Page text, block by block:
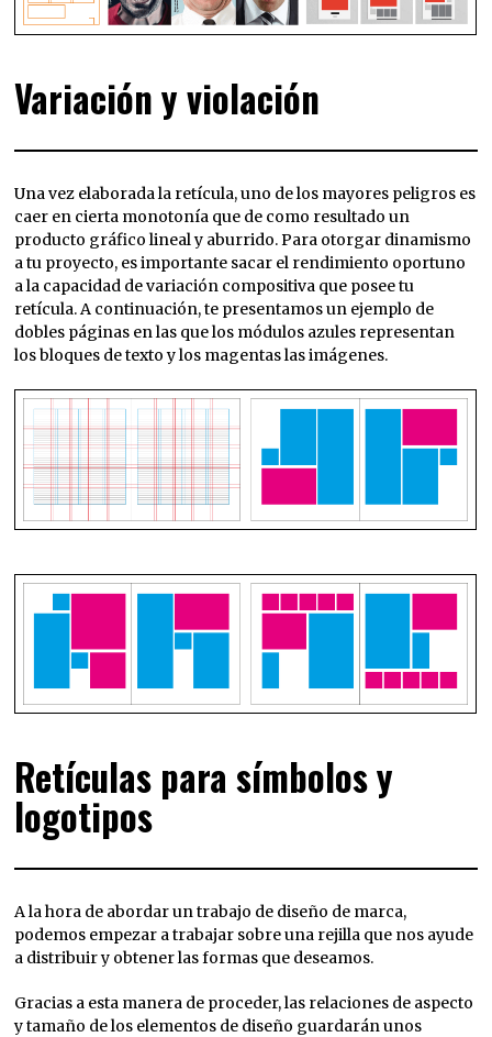
Variación y violación
Una vez elaborada la retícula, uno de los mayores peligros es
caer en cierta monotonía que de como resultado un
producto gráfico lineal y aburrido. Para otorgar dinamismo
a tu proyecto, es importante sacar el rendimiento oportuno
a la capacidad de variación compositiva que posee tu
retícula. A continuación, te presentamos un ejemplo de
dobles páginas en las que los módulos azules representan
los bloques de texto y los magentas las imágenes.
Retículas para símbolos y
logotipos
A la hora de abordar un trabajo de diseño de marca,
podemos empezar a trabajar sobre una rejilla que nos ayude
a distribuir y obtener las formas que deseamos.
Gracias a esta manera de proceder, las relaciones de aspecto
y tamaño de los elementos de diseño guardarán unos